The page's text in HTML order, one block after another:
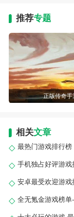
推荐专题
正版传奇
相关文章
最热门游戏排行
手机独占好评游
安卓最受欢迎游戏
全无氪金游戏榜